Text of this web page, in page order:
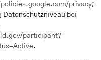
privacy;
Datenschutzniveau bei
participant?
.